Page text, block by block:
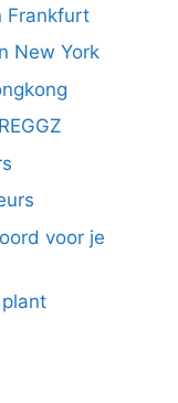
Frankfurt
New York
voor je